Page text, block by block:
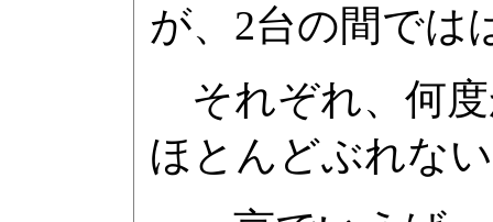
が、2台の間では
それぞれ、何度
ほとんどぶれな